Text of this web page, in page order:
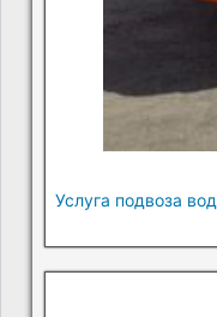
Услуга подвоза